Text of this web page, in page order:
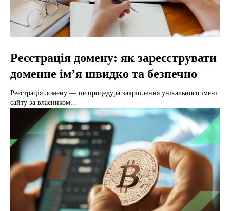
Реєстрація домену: як зареєструвати
доменне ім’я швидко та безпечно
Реєстрація домену — це процедура закріплення унікального імені
сайту за власником...